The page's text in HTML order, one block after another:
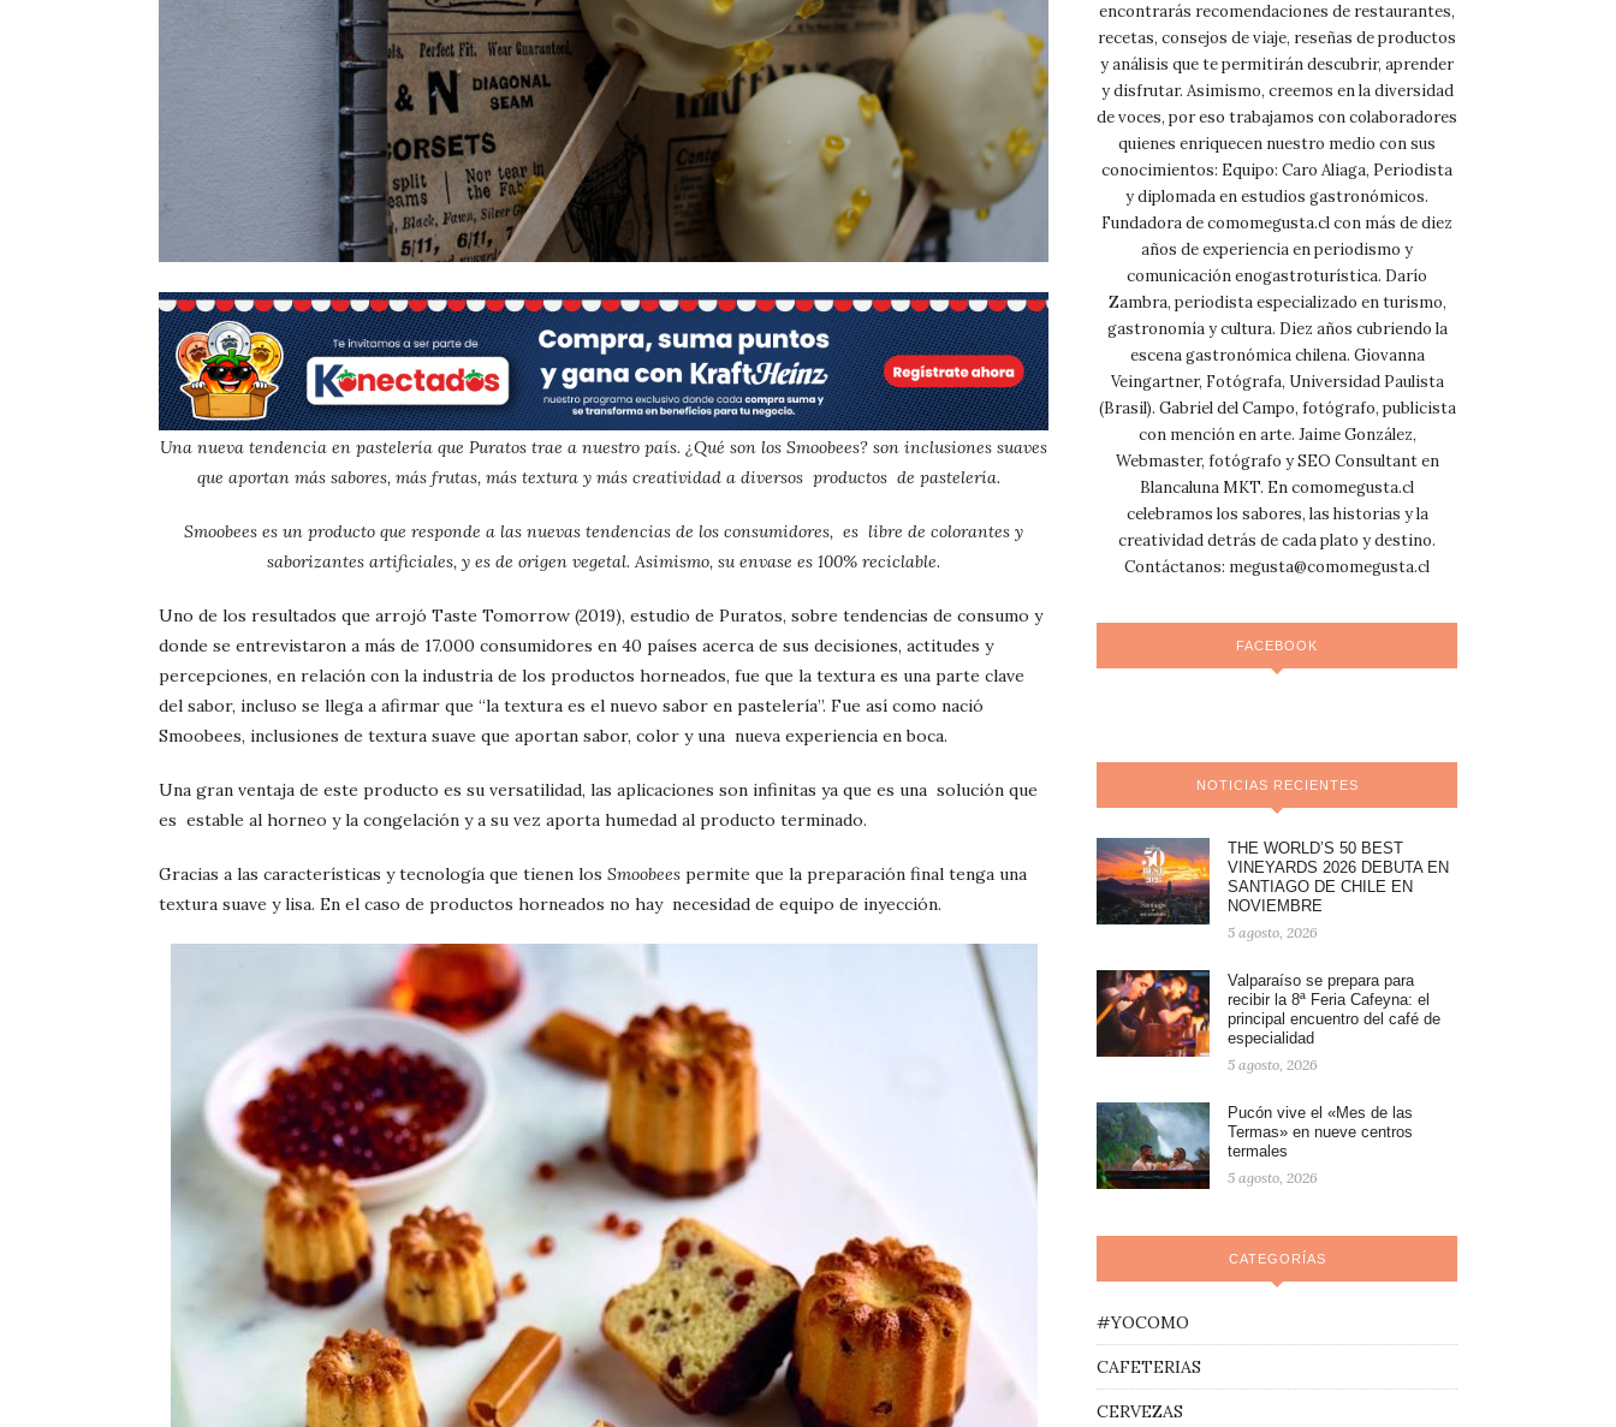
Una nueva tendencia en pastelería que Puratos trae a nuestro país. ¿Qué son los Smoobees? son inclusiones suaves
que aportan más sabores, más frutas, más textura y más creatividad a diversos productos de pastelería.
Smoobees es un producto que responde a las nuevas tendencias de los consumidores, es libre de colorantes y
saborizantes artificiales, y es de origen vegetal. Asimismo, su envase es 100% reciclable.
Uno de los resultados que arrojó Taste Tomorrow (2019), estudio de Puratos, sobre tendencias de consumo y
donde se entrevistaron a más de 17.000 consumidores en 40 países acerca de sus decisiones, actitudes y
percepciones, en relación con la industria de los productos horneados, fue que la textura es una parte clave
del sabor, incluso se llega a afirmar que “la textura es el nuevo sabor en pastelería”. Fue así como nació
Smoobees, inclusiones de textura suave que aportan sabor, color y una nueva experiencia en boca.
Una gran ventaja de este producto es su versatilidad, las aplicaciones son infinitas ya que es una solución que
es estable al horneo y la congelación y a su vez aporta humedad al producto terminado.
Gracias a las características y tecnología que tienen los Smoobees permite que la preparación final tenga una
textura suave y lisa. En el caso de productos horneados no hay necesidad de equipo de inyección.
encontrarás recomendaciones de restaurantes,
recetas, consejos de viaje, reseñas de productos
y análisis que te permitirán descubrir, aprender
y disfrutar. Asimismo, creemos en la diversidad
de voces, por eso trabajamos con colaboradores
quienes enriquecen nuestro medio con sus
conocimientos: Equipo: Caro Aliaga, Periodista
y diplomada en estudios gastronómicos.
Fundadora de comomegusta.cl con más de diez
años de experiencia en periodismo y
comunicación enogastroturística. Darío
Zambra, periodista especializado en turismo,
gastronomía y cultura. Diez años cubriendo la
escena gastronómica chilena. Giovanna
Veingartner, Fotógrafa, Universidad Paulista
(Brasil). Gabriel del Campo, fotógrafo, publicista
con mención en arte. Jaime González,
Webmaster, fotógrafo y SEO Consultant en
Blancaluna MKT. En comomegusta.cl
celebramos los sabores, las historias y la
creatividad detrás de cada plato y destino.
Contáctanos: megusta@comomegusta.cl
FACEBOOK
NOTICIAS RECIENTES
THE WORLD’S 50 BEST
VINEYARDS 2026 DEBUTA EN
SANTIAGO DE CHILE EN
NOVIEMBRE
5 agosto, 2026
Valparaíso se prepara para
recibir la 8ª Feria Cafeyna: el
principal encuentro del café de
especialidad
5 agosto, 2026
Pucón vive el «Mes de las
Termas» en nueve centros
termales
5 agosto, 2026
CATEGORÍAS
#YOCOMO
CAFETERIAS
CERVEZAS